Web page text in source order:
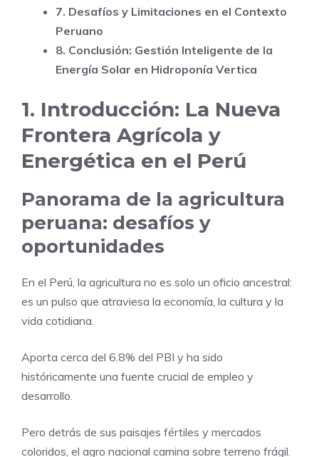
7. Desafíos y Limitaciones en el Contexto
Peruano
8. Conclusión: Gestión Inteligente de la
Energía Solar en Hidroponía Vertica
1. Introducción: La Nueva
Frontera Agrícola y
Energética en el Perú
Panorama de la agricultura
peruana: desafíos y
oportunidades
En el Perú, la agricultura no es solo un oficio ancestral:
es un pulso que atraviesa la economía, la cultura y la
vida cotidiana.
Aporta cerca del 6.8% del PBI y ha sido
históricamente una fuente crucial de empleo y
desarrollo.
Pero detrás de sus paisajes fértiles y mercados
coloridos, el agro nacional camina sobre terreno frágil.